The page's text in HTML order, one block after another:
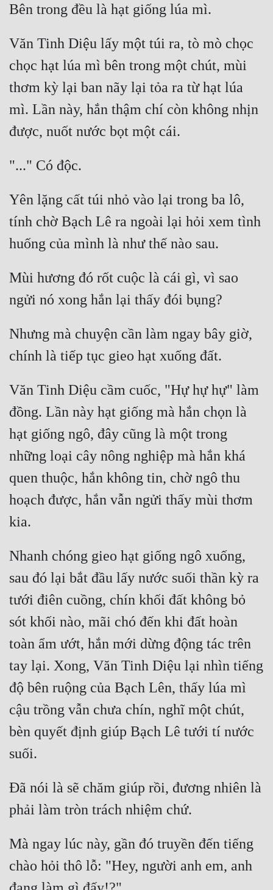
Văn Tinh Diệu lấy một túi ra, tò mò chọc
chọc hạt lúa mì bên trong một chút, mùi
thơm kỳ lại ban nãy lại tỏa ra từ hạt lúa
mì. Lần này, hắn thậm chí còn không nhịn
Yên lặng cất túi nhỏ vào lại trong ba lô,
tính chờ Bạch Lê ra ngoài lại hỏi xem tình
Mùi hương đó rốt cuộc là cái gì, vì sao
Nhưng mà chuyện cần làm ngay bây giờ,
Văn Tinh Diệu cầm cuốc, "Hự hự hự" làm
đồng. Lần này hạt giống mà hắn chọn là
hạt giống ngô, đây cũng là một trong
những loại cây nông nghiệp mà hắn khá
quen thuộc, hắn không tin, chờ ngô thu
hoạch được, hắn vẫn ngửi thấy mùi thơm
Nhanh chóng gieo hạt giống ngô xuống,
sau đó lại bắt đầu lấy nước suối thần kỳ ra
tưới điên cuồng, chín khối đất không bỏ
sót khối nào, mãi chó đến khi đất hoàn
toàn ẩm ướt, hắn mới dừng động tác trên
tay lại. Xong, Văn Tinh Diệu lại nhìn tiếng
độ bên ruộng của Bạch Lên, thấy lúa mì
cậu trồng vẫn chưa chín, nghĩ một chút,
bèn quyết định giúp Bạch Lê tưới tí nước
Đã nói là sẽ chăm giúp rồi, đương nhiên là
Mà ngay lúc này, gần đó truyền đến tiếng
chào hỏi thô lỗ: "Hey, người anh em, anh